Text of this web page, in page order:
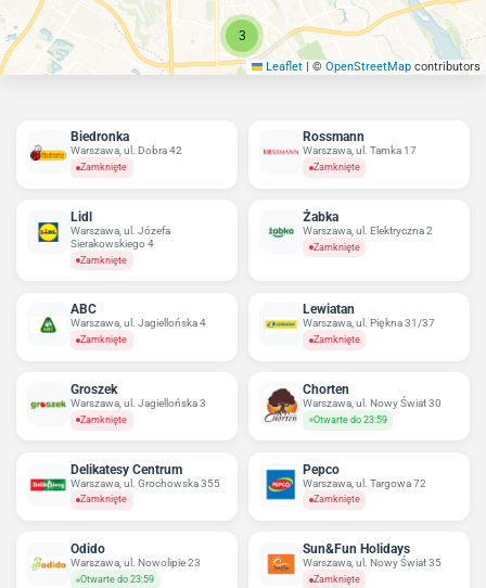
3
Leaflet | © OpenStreetMap contributors
Biedronka
Warszawa, ul. Dobra 42
Zamknięte
Rossmann
Warszawa, ul. Tamka 17
Zamknięte
Lidl
Warszawa, ul. Józefa
Sierakowskiego 4
Zamknięte
Żabka
Warszawa, ul. Elektryczna 2
Zamknięte
ABC
Warszawa, ul. Jagiellońska 4
Zamknięte
Lewiatan
Warszawa, ul. Piękna 31/37
Zamknięte
Groszek
Warszawa, ul. Jagiellońska 3
Zamknięte
Chorten
Warszawa, ul. Nowy Świat 30
Otwarte do 23:59
Delikatesy Centrum
Warszawa, ul. Grochowska 355
Zamknięte
Pepco
Warszawa, ul. Targowa 72
Zamknięte
Odido
Warszawa, ul. Nowolipie 23
Otwarte do 23:59
Sun&Fun Holidays
Warszawa, ul. Nowy Świat 35
Zamknięte